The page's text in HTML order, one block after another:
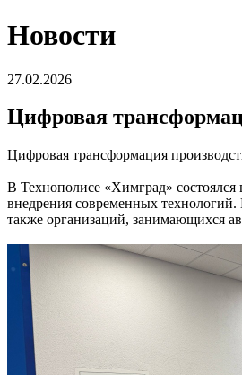
Новости
27.02.2026
Цифровая
Цифровая трансформация
В Технополисе «Химград»
внедрения современных
также организаций, занимающихся